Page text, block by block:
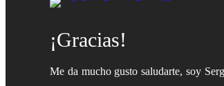
¡Gracias!
Me da mucho gusto saludarte, soy